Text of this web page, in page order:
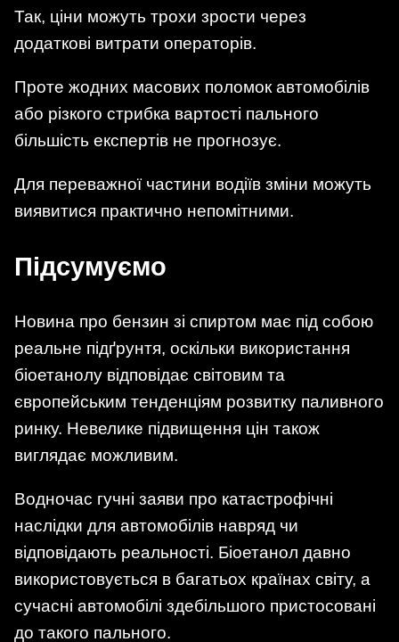
Так, ціни можуть трохи зрости через
додаткові витрати операторів.
Проте жодних масових поломок автомобілів
або різкого стрибка вартості пального
більшість експертів не прогнозує.
Для переважної частини водіїв зміни можуть
виявитися практично непомітними.
Підсумуємо
Новина про бензин зі спиртом має під собою
реальне підґрунтя, оскільки використання
біоетанолу відповідає світовим та
європейським тенденціям розвитку паливного
ринку. Невелике підвищення цін також
виглядає можливим.
Водночас гучні заяви про катастрофічні
наслідки для автомобілів навряд чи
відповідають реальності. Біоетанол давно
використовується в багатьох країнах світу, а
сучасні автомобілі здебільшого пристосовані
до такого пального.